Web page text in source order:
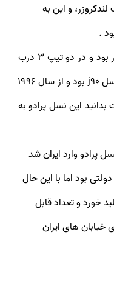
و این به
.
این نسل دارای پیشرانه های ۶ سیلندر بود و در دو تیپ ۳ درب
و ۵ درب عرضه می شد. کد اتاق این نسل j90 بود و از سال ۱۹۹۶
بدانید این نسل پرادو به
پرادو وارد ایران شد
بود اما با این حال
خورد و تعداد قابل
های ایران